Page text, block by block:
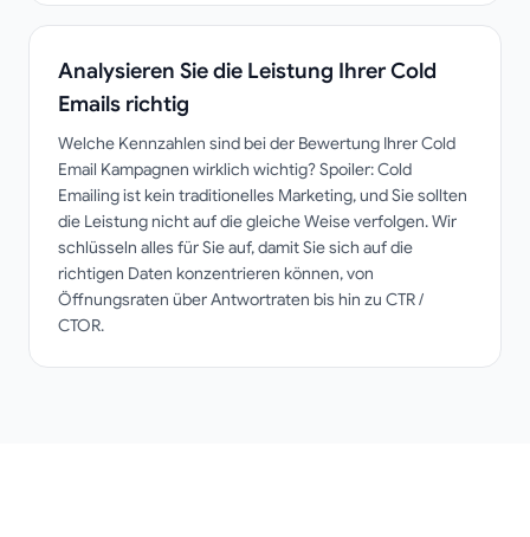
Analysieren Sie die Leistung Ihrer Cold
Emails richtig
Welche Kennzahlen sind bei der Bewertung Ihrer Cold
Email Kampagnen wirklich wichtig? Spoiler: Cold
Emailing ist kein traditionelles Marketing, und Sie sollten
die Leistung nicht auf die gleiche Weise verfolgen. Wir
schlüsseln alles für Sie auf, damit Sie sich auf die
richtigen Daten konzentrieren können, von
Öffnungsraten über Antwortraten bis hin zu CTR /
CTOR.